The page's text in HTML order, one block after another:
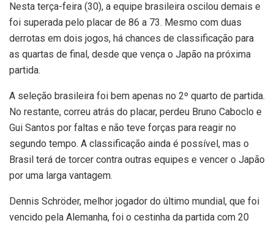
Nesta terça-feira (30), a equipe brasileira oscilou demais e
foi superada pelo placar de 86 a 73. Mesmo com duas
derrotas em dois jogos, há chances de classificação para
as quartas de final, desde que vença o Japão na próxima
partida.
A seleção brasileira foi bem apenas no 2º quarto de partida.
No restante, correu atrás do placar, perdeu Bruno Caboclo e
Gui Santos por faltas e não teve forças para reagir no
segundo tempo. A classificação ainda é possível, mas o
Brasil terá de torcer contra outras equipes e vencer o Japão
por uma larga vantagem.
Dennis Schröder, melhor jogador do último mundial, que foi
vencido pela Alemanha, foi o cestinha da partida com 20